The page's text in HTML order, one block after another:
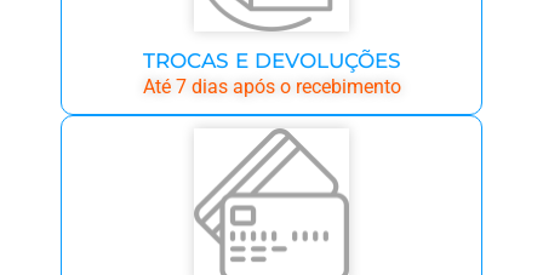
TROCAS E DEVOLUÇÕES
Até 7 dias após o recebimento